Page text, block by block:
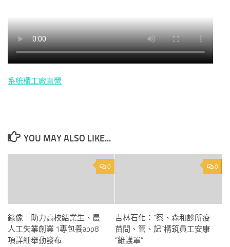
系統櫃工廠直營
YOU MAY ALSO LIKE...
0
錄像｜助力高校結業生、農
人工失業創業 1專包養app8
項詳細舉動發布
0
吉林石化：“察、森和診所疫
苗問、管、記”構筑員工安康
“維護罩”